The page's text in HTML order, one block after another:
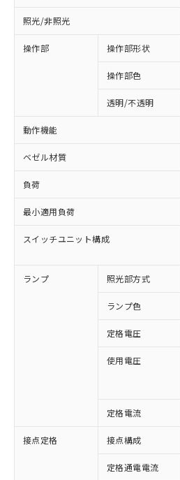
照光/非照光
操作部 操作部形状
操作部色
透明/不透明
動作機能
ベゼル材質
負荷
最小適用負荷
スイッチユニット構成
ランプ 照光部方式
ランプ色
定格電圧
使用電圧
定格電流
接点定格 接点構成
定格通電電流
ご利用条件
対応済み：EU RoHS指
非含有に対応した製品が
す。
対応予定：EU RoHS指令
有に対応した製品に切り替